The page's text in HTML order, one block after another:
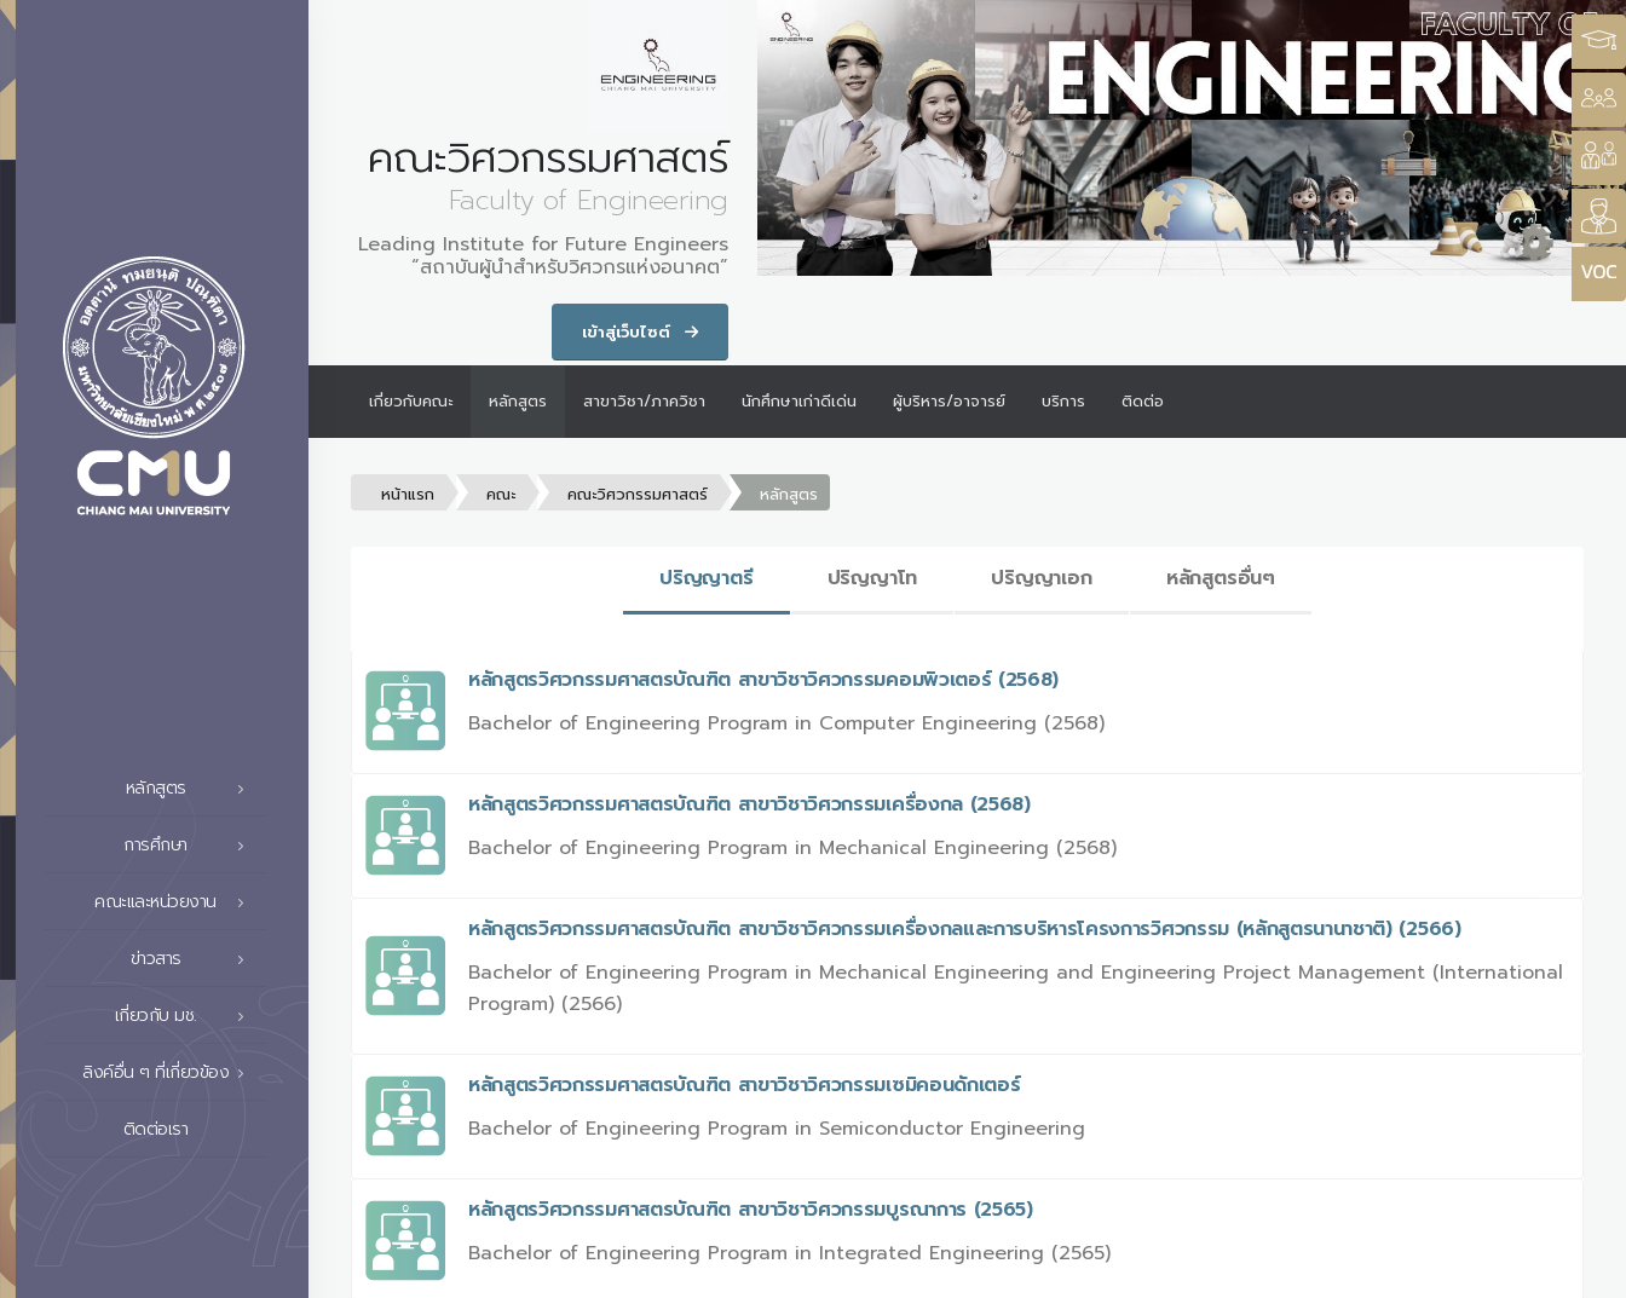
หลักสูตร
การศึกษา
คณะและหน่วยงาน
ข่าวสาร
เกี่ยวกับ มช.
ลิงค์อื่น ๆ ที่เกี่ยวข้อง
ติดต่อเรา
คณะวิศวกรรมศาสตร์
Faculty of Engineering
Leading Institute for Future Engineers
“สถาบันผู้นำสำหรับวิศวกรแห่งอนาคต”
เข้าสู่เว็บไซต์
เกี่ยวกับคณะ หลักสูตร สาขาวิชา/ภาควิชา นักศึกษาเก่าดีเด่น ผู้บริหาร/อาจารย์ บริการ ติดต่อ
หน้าแรก คณะ คณะวิศวกรรมศาสตร์ หลักสูตร
ปริญญาตรี ปริญญาโท ปริญญาเอก หลักสูตรอื่นๆ
หลักสูตรวิศวกรรมศาสตรบัณฑิต สาขาวิชาวิศวกรรมคอมพิวเตอร์ (2568)
Bachelor of Engineering Program in Computer Engineering (2568)
หลักสูตรวิศวกรรมศาสตรบัณฑิต สาขาวิชาวิศวกรรมเครื่องกล (2568)
Bachelor of Engineering Program in Mechanical Engineering (2568)
หลักสูตรวิศวกรรมศาสตรบัณฑิต สาขาวิชาวิศวกรรมเครื่องกลและการบริหารโครงการวิศวกรรม (หลักสูตรนานาชาติ) (2566)
Bachelor of Engineering Program in Mechanical Engineering and Engineering Project Management (International
Program) (2566)
หลักสูตรวิศวกรรมศาสตรบัณฑิต สาขาวิชาวิศวกรรมเซมิคอนดักเตอร์
Bachelor of Engineering Program in Semiconductor Engineering
หลักสูตรวิศวกรรมศาสตรบัณฑิต สาขาวิชาวิศวกรรมบูรณาการ (2565)
Bachelor of Engineering Program in Integrated Engineering (2565)